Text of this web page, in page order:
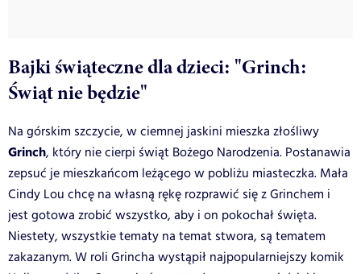
Bajki świąteczne dla dzieci: "Grinch:
Świąt nie będzie"
Na górskim szczycie, w ciemnej jaskini mieszka złośliwy
Grinch, który nie cierpi świąt Bożego Narodzenia. Postanawia
zepsuć je mieszkańcom leżącego w pobliżu miasteczka. Mała
Cindy Lou chcę na własną rękę rozprawić się z Grinchem i
jest gotowa zrobić wszystko, aby i on pokochał święta.
Niestety, wszystkie tematy na temat stwora, są tematem
zakazanym. W roli Grincha wystąpił najpopularniejszy komik